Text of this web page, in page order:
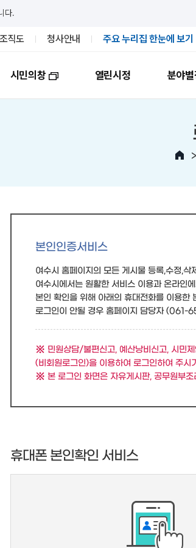
다.
조직도 청사안내 주요 누리집 한눈에 보기
시민의창 열린시정 분야
>
본인인증서비스
여수시 홈페이지의 모든 게시물 등록,수정,삭
여수시에서는 원활한 서비스 이용과 온라인
본인 확인을 위해 아래의 휴대전화를 이용한
로그인이 안될 경우 홈페이지 담당자 (061-
민원상담/불편신고, 예산낭비신고, 시민
(비회원로그인)을 이용하여 로그인하여 주시
본 로그인 화면은 자유게시판, 공무원부
휴대폰 본인확인 서비스